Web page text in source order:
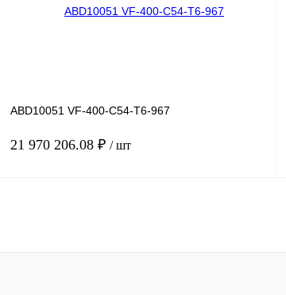
ABD10051 VF-400-C54-T6-967
21 970 206.08 ₽ / шт
Купить в 1 клик Сравнение